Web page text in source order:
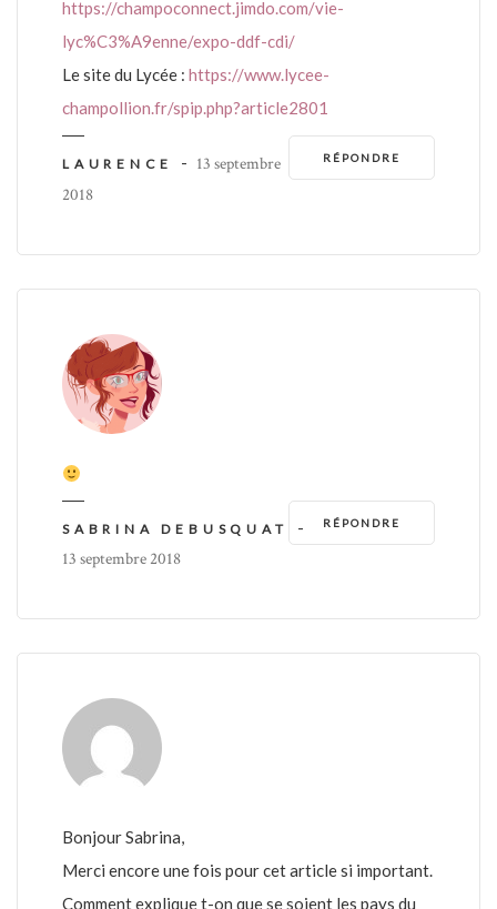
https://champoconnect.jimdo.com/vie-
lyc%C3%A9enne/expo-ddf-cdi/
Le site du Lycée : https://www.lycee-
champollion.fr/spip.php?article2801
RÉPONDRE
LAURENCE - 13 septembre
2018
RÉPONDRE
SABRINA DEBUSQUAT -
13 septembre 2018
Bonjour Sabrina,
Merci encore une fois pour cet article si important.
Comment explique t-on que se soient les pays du